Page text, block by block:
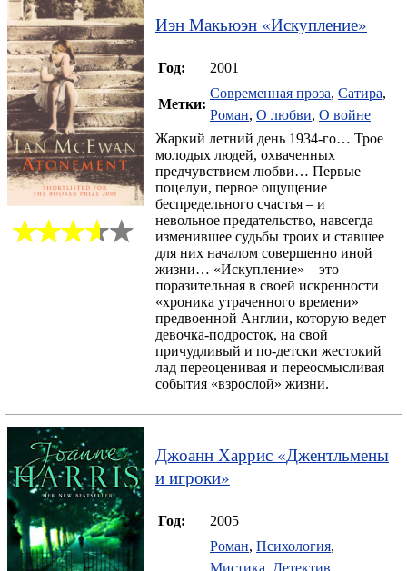
Иэн Макьюэн «Искупление»
Год: 2001
Метки:
Современная проза, Сатира,
Роман, О любви, О войне
Жаркий летний день 1934-го… Трое
молодых людей, охваченных
предчувствием любви… Первые
поцелуи, первое ощущение
беспредельного счастья – и
невольное предательство, навсегда
изменившее судьбы троих и ставшее
для них началом совершенно иной
жизни… «Искупление» – это
поразительная в своей искренности
«хроника утраченного времени»
предвоенной Англии, которую ведет
девочка-подросток, на свой
причудливый и по-детски жестокий
лад переоценивая и переосмысливая
события «взрослой» жизни.
Джоанн Харрис «Джентльмены
и игроки»
Год: 2005
Роман, Психология,
Мистика, Детектив,